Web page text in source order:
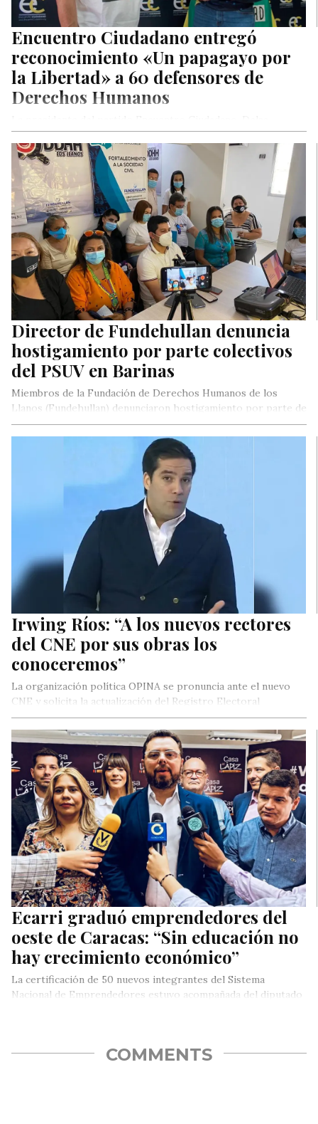
Encuentro Ciudadano entregó
reconocimiento «Un papagayo por
la Libertad» a 60 defensores de
Derechos Humanos
Solórzano, entregó este sábado el reconocimiento «Un
papagayo por la Libertad» a más…
Director de Fundehullan denuncia
hostigamiento por parte colectivos
del PSUV en Barinas
Miembros de la Fundación de Derechos Humanos de los
Llanos (Fundehullan) denunciaron hostigamiento por parte de
unos colectivos asociados al…
Irwing Ríos: “A los nuevos rectores
del CNE por sus obras los
conoceremos”
La organización política OPINA se pronuncia ante el nuevo
CNE y solicita la actualización del Registro Electoral
Permanente (REP), “es un clamor de la sociedad civil”.
Ecarri graduó emprendedores del
oeste de Caracas: “Sin educación no
hay crecimiento económico”
La certificación de 50 nuevos integrantes del Sistema
Nacional de Emprendedores estuvo acompañada del diputado
COMMENTS